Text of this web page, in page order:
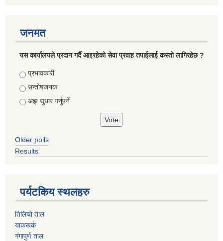
जनमत
यस कार्यालयले प्रदान गर्दै आइरहेको सेवा प्रवाह तपाईलाई कस्तो लागिरहेछ ?
Choices
प्रभावकारी
सन्तोषजनक
अझ सुधार गर्नुपर्ने
Older polls
Results
पर्यटकिय स्थलहरु
तिलिचो ताल
याकखर्क
गंगापुर्ण ताल